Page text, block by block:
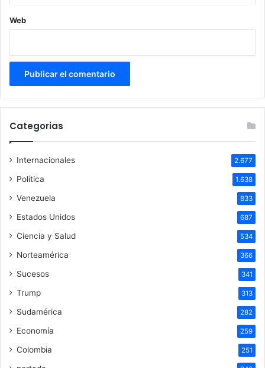
Web
Categorias
Internacionales 2.677
Política 1.638
Venezuela 833
Estados Unidos 687
Ciencia y Salud 534
Norteamérica 366
Sucesos 341
Trump 313
Sudamérica 282
Economía 259
Colombia 251